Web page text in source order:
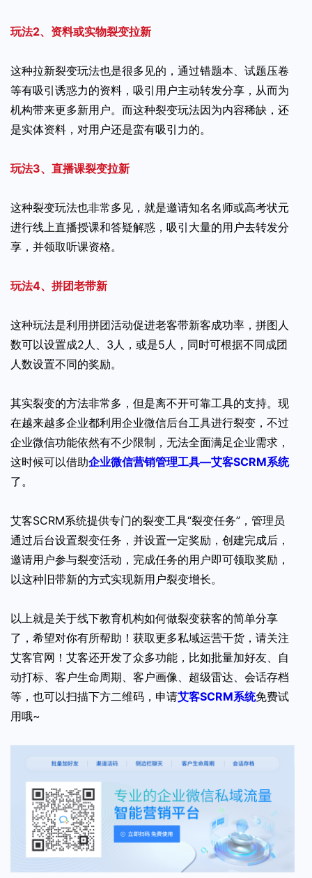
玩法2、资料或实物裂变拉新
这种拉新裂变玩法也是很多见的，通过错题本、试题压卷
等有吸引诱惑力的资料，吸引用户主动转发分享，从而为
机构带来更多新用户。而这种裂变玩法因为内容稀缺，还
是实体资料，对用户还是蛮有吸引力的。
玩法3、直播课裂变拉新
这种裂变玩法也非常多见，就是邀请知名名师或高考状元
进行线上直播授课和答疑解惑，吸引大量的用户去转发分
享，并领取听课资格。
玩法4、拼团老带新
这种玩法是利用拼团活动促进老客带新客成功率，拼图人
数可以设置成2人、3人，或是5人，同时可根据不同成团
人数设置不同的奖励。
其实裂变的方法非常多，但是离不开可靠工具的支持。现
在越来越多企业都利用企业微信后台工具进行裂变，不过
企业微信功能依然有不少限制，无法全面满足企业需求，
这时候可以借助企业微信营销管理工具—艾客SCRM系统
了。
艾客SCRM系统提供专门的裂变工具“裂变任务”，管理员
通过后台设置裂变任务，并设置一定奖励，创建完成后，
邀请用户参与裂变活动，完成任务的用户即可领取奖励，
以这种旧带新的方式实现新用户裂变增长。
以上就是关于线下教育机构如何做裂变获客的简单分享
了，希望对你有所帮助！获取更多私域运营干货，请关注
艾客官网！艾客还开发了众多功能，比如批量加好友、自
动打标、客户生命周期、客户画像、超级雷达、会话存档
等，也可以扫描下方二维码，申请艾客SCRM系统免费试
用哦~